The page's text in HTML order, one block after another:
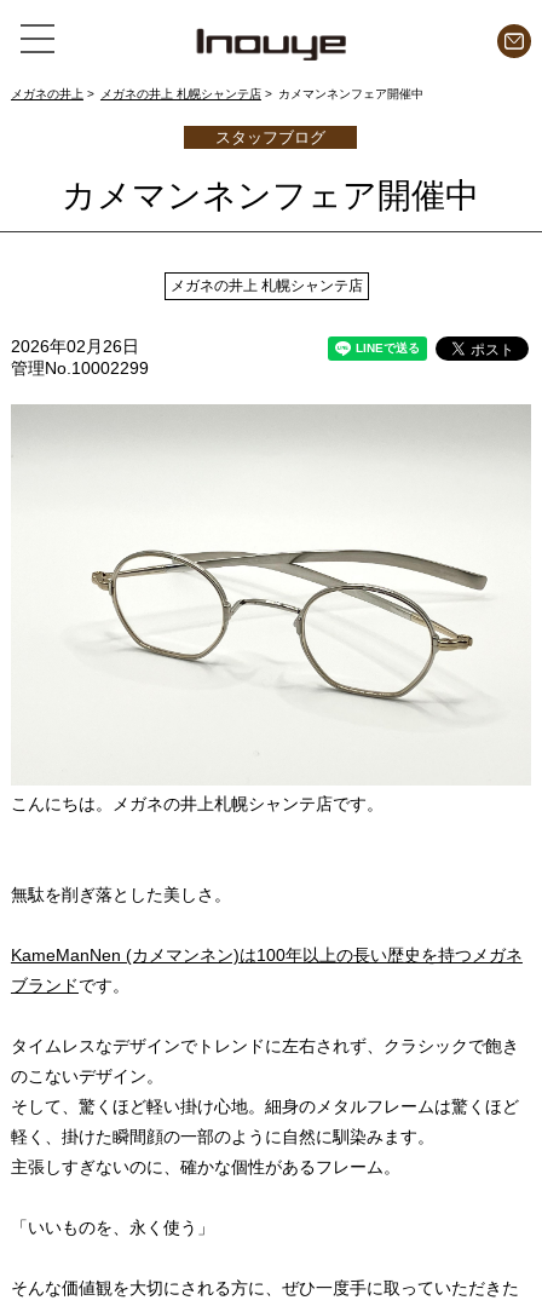
メガネの井上 メガネの井上 札幌シャンテ店 カメマンネンフェア開催中
スタッフブログ
カメマンネンフェア開催中
メガネの井上 札幌シャンテ店
2026年02月26日
管理No.10002299
こんにちは。メガネの井上札幌シャンテ店です。
無駄を削ぎ落とした美しさ。
KameManNen (カメマンネン)は100年以上の長い歴史を持つメガネ
ブランドです。
タイムレスなデザインでトレンドに左右されず、クラシックで飽き
のこないデザイン。
そして、驚くほど軽い掛け心地。細身のメタルフレームは驚くほど
軽く、掛けた瞬間顔の一部のように自然に馴染みます。
主張しすぎないのに、確かな個性があるフレーム。
「いいものを、永く使う」
そんな価値観を大切にされる方に、ぜひ一度手に取っていただきた